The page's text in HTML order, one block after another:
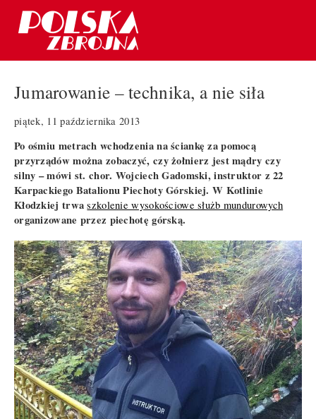
Jumarowanie – technika, a nie siła
piątek, 11 października 2013
Po ośmiu metrach wchodzenia na ściankę za pomocą
przyrządów można zobaczyć, czy żołnierz jest mądry czy
silny – mówi st. chor. Wojciech Gadomski, instruktor z 22
Karpackiego Batalionu Piechoty Górskiej. W Kotlinie
Kłodzkiej trwaszkolenie wysokościowe służb mundurowych
organizowane przez piechotę górską.